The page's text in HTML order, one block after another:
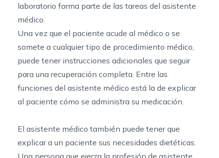
laboratorio forma parte de las tareas del asistente
médico.
Una vez que el paciente acude al médico o se
somete a cualquier tipo de procedimiento médico,
puede tener instrucciones adicionales que seguir
para una recuperación completa. Entre las
funciones del asistente médico está la de explicar
al paciente cómo se administra su medicación.
El asistente médico también puede tener que
explicar a un paciente sus necesidades dietéticas.
Una persona que ejerza la profesión de asistente